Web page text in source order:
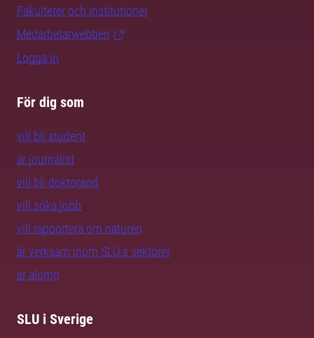
Fakulteter och institutioner
Medarbetarwebben
Logga in
För dig som
vill bli student
är journalist
vill bli doktorand
vill söka jobb
vill rapportera om naturen
är verksam inom SLU:s sektorer
är alumn
SLU i Sverige